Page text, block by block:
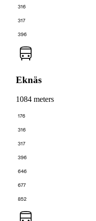
316
317
396
Eknäs
1084 meters
176
316
317
396
646
677
852